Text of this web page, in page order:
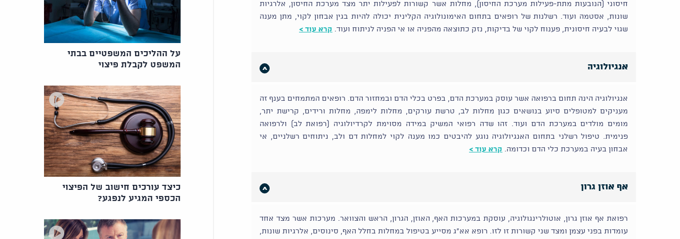
חיסוני (הנובעות מתת-פעילות מערכת החיסון), מחלות אשר קשורות לפעילות יתר מצד מערכת החיסון, אלרגיות
שונות, אסטמה ועוד. רשלנות של רופאים בתחום האימונולוגיה הקלינית יכולה להיות בגין אבחון לקוי, מתן מענה
שגוי לבעיה חיסונית, פענוח לקוי של בדיקות, נזק כתוצאה מהפניה או אי הפניה לניתוח ועוד. קרא עוד >
אנגיולוגיה
אנגיולוגיה הינה תחום ברפואה אשר עוסק במערכת הדם, בפרט בכלי הדם ובמחזור הדם. רופאים המתמחים בענף זה
מעניקים למטופלים סיוע בנושאים כגון מחלות לב, טרשת עורקים, מחלות לימפה, מחלות ורידים, קרישת יתר,
מומים מולדים במערכת הדם ועוד. זהו שדה רפואי המשיק במידה מסוימת לקרדיולוגיה (רפואת לב) ולרפואה
פנימית. טיפול רשלני בתחום האנגיולוגיה נוגע להיבטים כמו מענה לקוי למחלות דם ולב, ניתוחים רשלניים, אי
אבחון בעיה במערכת כלי הדם וכדומה. קרא עוד >
אף אוזן גרון
רפואת אף אוזן גרון, אוטולרינגולוגיה, עוסקת במערכות האף, האוזן, הגרון, הראש והצוואר. מערכות אשר מצד אחד
עומדות בפני עצמן ומצד שני קשורות זו לזו. רופא אא"ג מסייע בטיפול במחלות בחלל האף, סינוסים, אלרגיות שונות,
על ההליכים המשפטיים בבתי
המשפט לקבלת פיצוי
כיצד עורכים חישוב של הפיצוי
הכספי המגיע לנפגע?